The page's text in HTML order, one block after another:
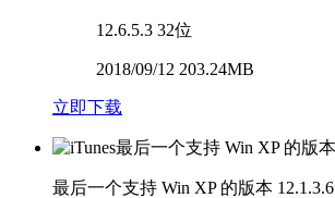
12.6.5.3 32位
2018/09/12 203.24MB
立即下载
最后一个支持 Win XP 的版本 12.1.3.6